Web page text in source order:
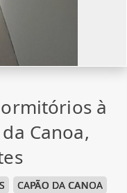
à
Canoa,
CAPÃO DA CANOA